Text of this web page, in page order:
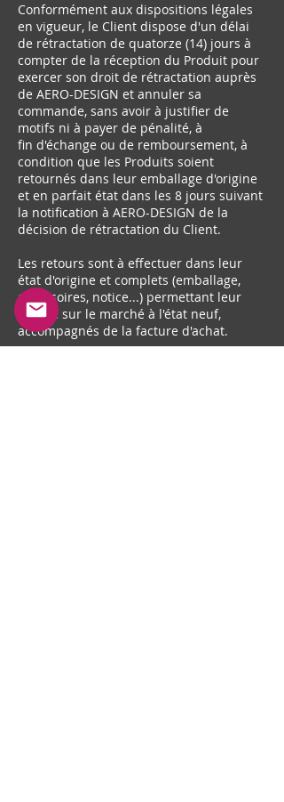
Conformément aux dispositions légales
en vigueur, le Client dispose d'un délai
de rétractation de quatorze (14) jours à
compter de la réception du Produit pour
exercer son droit de rétractation auprès
de AERO-DESIGN et annuler sa
commande, sans avoir à justifier de
motifs ni à payer de pénalité, à
fin d'échange ou de remboursement, à
condition que les Produits soient
retournés dans leur emballage d'origine
et en parfait état dans les 8 jours suivant
la notification à AERO-DESIGN de la
décision de rétractation du Client.
Les retours sont à effectuer dans leur
état d'origine et complets (emballage,
accessoires, notice...) permettant leur
remise sur le marché à l'état neuf,
accompagnés de la facture d'achat.